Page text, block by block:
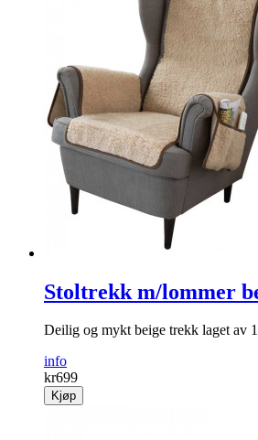
Stoltrekk m/lommer
Deilig og mykt beige trekk laget av
info
kr699
Kjøp